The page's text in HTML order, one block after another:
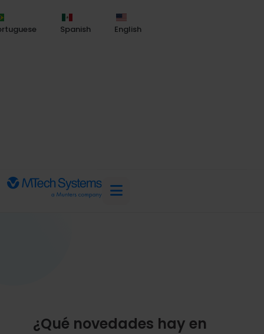
Spanish English
¿Qué novedades hay en